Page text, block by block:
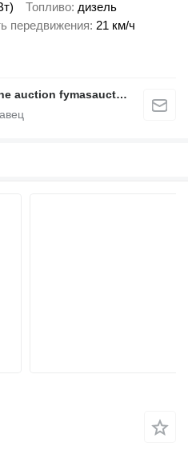
Топливо дизель
передвижения 21 км/ч
Fymas Auctions ApS – visit the auction fymasauctions.dk